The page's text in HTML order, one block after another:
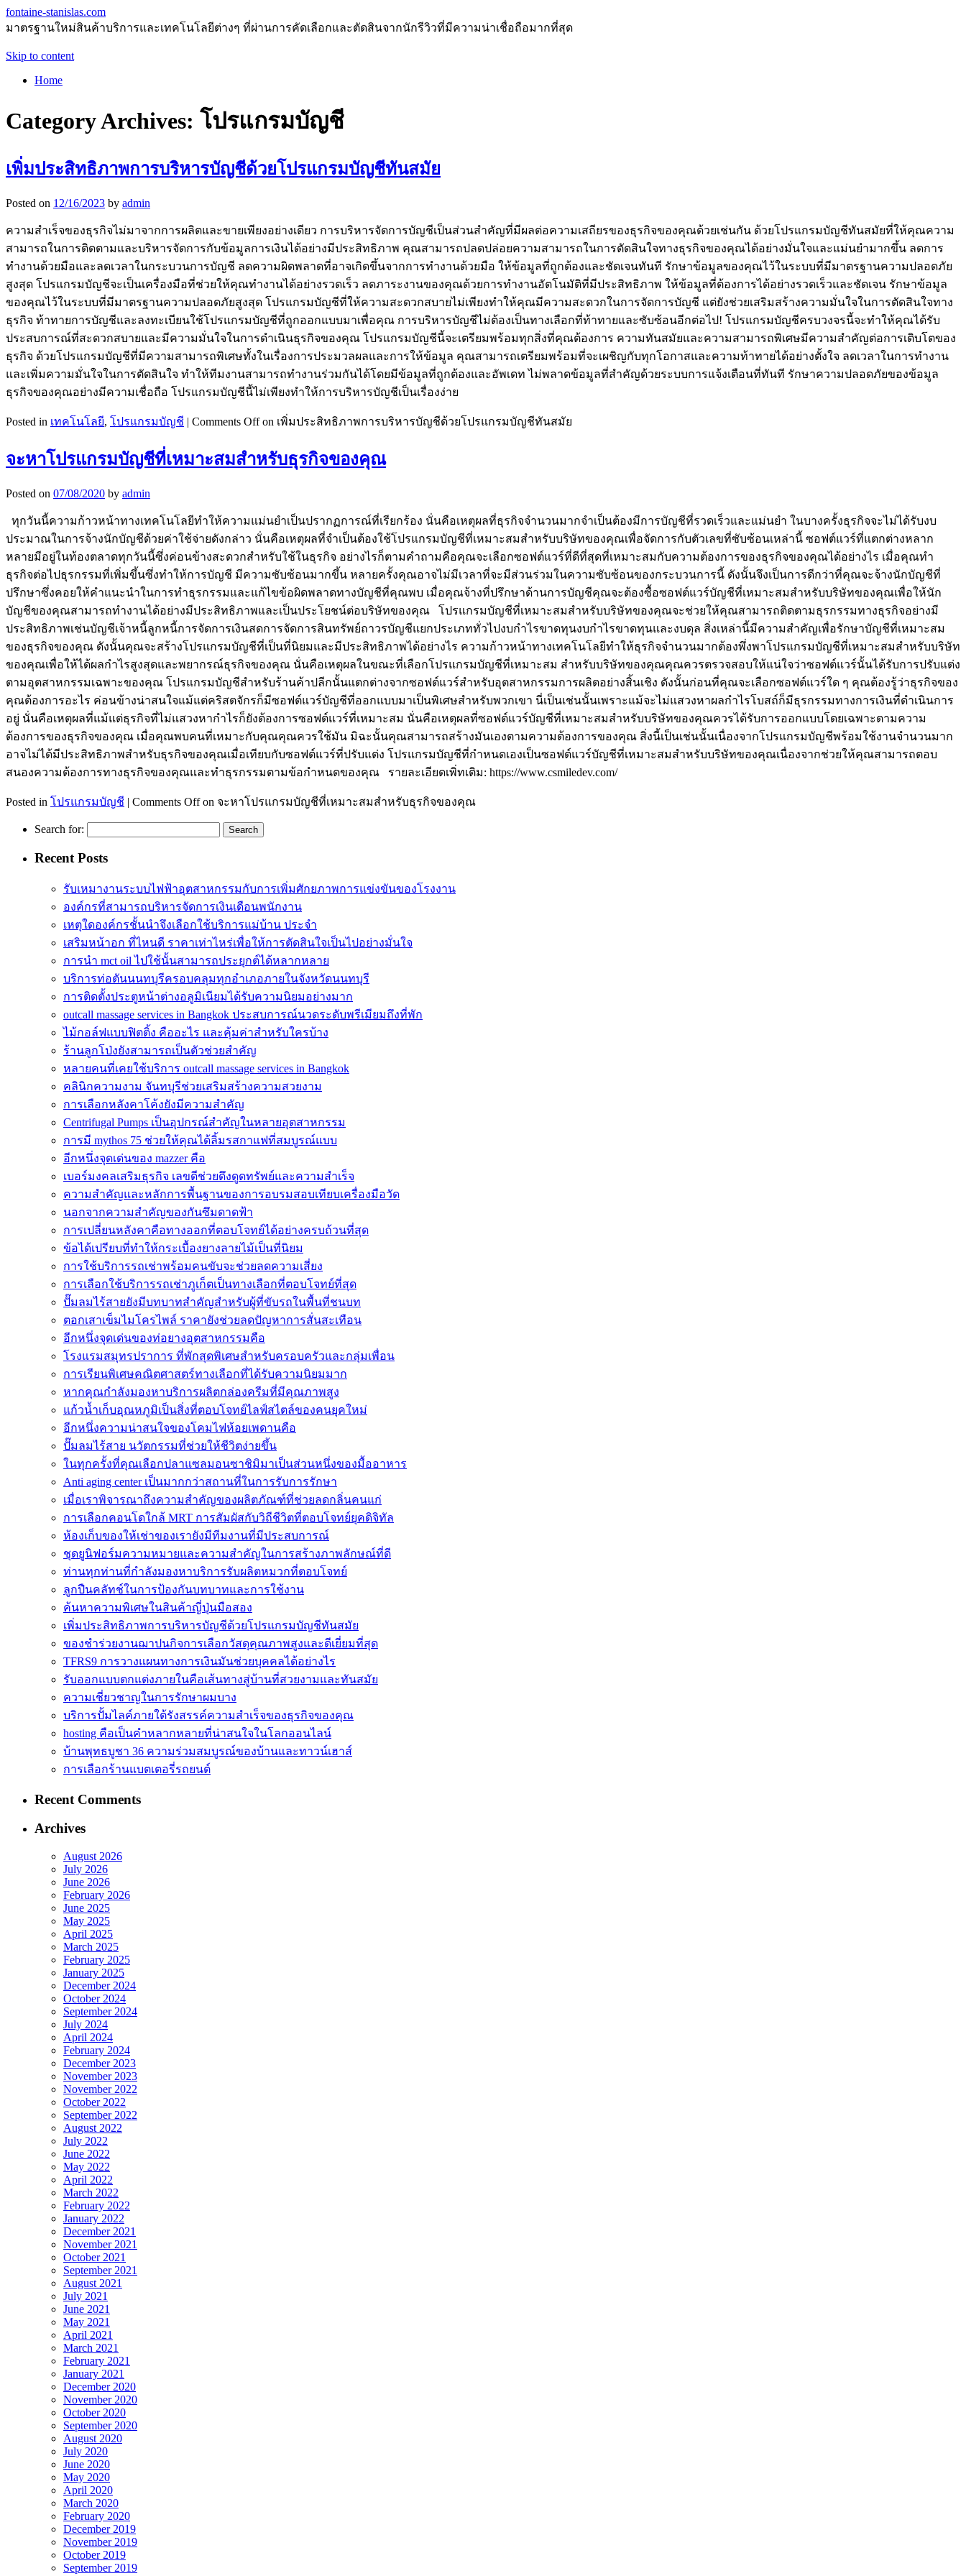
fontaine-stanislas.com
มาตรฐานใหม่สินค้าบริการและเทคโนโลยีต่างๆ ที่ผ่านการคัดเลือกและตัดสินจากนักรีวิวที่มีความน่าเชื่อถือมากที่สุด
Skip to content
Home
Category Archives: โปรแกรมบัญชี
เพิ่มประสิทธิภาพการบริหารบัญชีด้วยโปรแกรมบัญชีทันสมัย
Posted on 12/16/2023 by admin
ความสำเร็จของธุรกิจไม่มาจากการผลิตและขายเพียงอย่างเดียว การบริหารจัดการบัญชีเป็นส่วนสำคัญที่มีผลต่อความเสถียรของธุรกิจของคุณด้วยเช่นกัน ด้วยโปรแกรมบัญชีทันสมัยที่ให้คุณความ
สามารถในการติดตามและบริหารจัดการกับข้อมูลการเงินได้อย่างมีประสิทธิภาพ คุณสามารถปลดปล่อยความสามารถในการตัดสินใจทางธุรกิจของคุณได้อย่างมั่นใจและแม่นยำมากขึ้น ลดการ
ทำงานด้วยมือและลดเวลาในกระบวนการบัญชี ลดความผิดพลาดที่อาจเกิดขึ้นจากการทำงานด้วยมือ ให้ข้อมูลที่ถูกต้องและชัดเจนทันที รักษาข้อมูลของคุณไว้ในระบบที่มีมาตรฐานความปลอดภัย
สูงสุด โปรแกรมบัญชีจะเป็นเครื่องมือที่ช่วยให้คุณทำงานได้อย่างรวดเร็ว ลดภาระงานของคุณด้วยการทำงานอัตโนมัติที่มีประสิทธิภาพ ให้ข้อมูลที่ต้องการได้อย่างรวดเร็วและชัดเจน รักษาข้อมูล
ของคุณไว้ในระบบที่มีมาตรฐานความปลอดภัยสูงสุด โปรแกรมบัญชีที่ให้ความสะดวกสบายไม่เพียงทำให้คุณมีความสะดวกในการจัดการบัญชี แต่ยังช่วยเสริมสร้างความมั่นใจในการตัดสินใจทาง
ธุรกิจ ท้าทายการบัญชีและลงทะเบียนใช้โปรแกรมบัญชีที่ถูกออกแบบมาเพื่อคุณ การบริหารบัญชีไม่ต้องเป็นทางเลือกที่ท้าทายและซับซ้อนอีกต่อไป! โปรแกรมบัญชีครบวงจรนี้จะทำให้คุณได้รับ
ประสบการณ์ที่สะดวกสบายและมีความมั่นใจในการดำเนินธุรกิจของคุณ โปรแกรมบัญชีนี้จะเตรียมพร้อมทุกสิ่งที่คุณต้องการ ความทันสมัยและความสามารถพิเศษมีความสำคัญต่อการเติบโตของ
ธุรกิจ ด้วยโปรแกรมบัญชีที่มีความสามารถพิเศษทั้งในเรื่องการประมวลผลและการให้ข้อมูล คุณสามารถเตรียมพร้อมที่จะเผชิญกับทุกโอกาสและความท้าทายได้อย่างตั้งใจ ลดเวลาในการทำงาน
และเพิ่มความมั่นใจในการตัดสินใจ ทำให้ทีมงานสามารถทำงานร่วมกันได้โดยมีข้อมูลที่ถูกต้องและอัพเดท ไม่พลาดข้อมูลที่สำคัญด้วยระบบการแจ้งเตือนที่ทันที รักษาความปลอดภัยของข้อมูล
ธุรกิจของคุณอย่างมีความเชื่อถือ โปรแกรมบัญชีนี้ไม่เพียงทำให้การบริหารบัญชีเป็นเรื่องง่าย
Posted in เทคโนโลยี, โปรแกรมบัญชี | Comments Offon เพิ่มประสิทธิภาพการบริหารบัญชีด้วยโปรแกรมบัญชีทันสมัย
จะหาโปรแกรมบัญชีที่เหมาะสมสำหรับธุรกิจของคุณ
Posted on 07/08/2020 by admin
ทุกวันนี้ความก้าวหน้าทางเทคโนโลยีทำให้ความแม่นยำเป็นปรากฏการณ์ที่เรียกร้อง นั่นคือเหตุผลที่ธุรกิจจำนวนมากจำเป็นต้องมีการบัญชีที่รวดเร็วและแม่นยำ ในบางครั้งธุรกิจจะไม่ได้รับงบ
ประมาณในการจ้างนักบัญชีด้วยค่าใช้จ่ายดังกล่าว นั่นคือเหตุผลที่จำเป็นต้องใช้โปรแกรมบัญชีที่เหมาะสมสำหรับบริษัทของคุณเพื่อจัดการกับตัวเลขที่ซับซ้อนเหล่านี้ ซอฟต์แวร์ที่แตกต่างหลาก
หลายมีอยู่ในท้องตลาดทุกวันนี้ซึ่งค่อนข้างสะดวกสำหรับใช้ในธุรกิจ อย่างไรก็ตามคำถามคือคุณจะเลือกซอฟต์แวร์ที่ดีที่สุดที่เหมาะสมกับความต้องการของธุรกิจของคุณได้อย่างไร เมื่อคุณทำ
ธุรกิจต่อไปธุรกรรมที่เพิ่มขึ้นซึ่งทำให้การบัญชี มีความซับซ้อนมากขึ้น หลายครั้งคุณอาจไม่มีเวลาที่จะมีส่วนร่วมในความซับซ้อนของกระบวนการนี้ ดังนั้นจึงเป็นการดีกว่าที่คุณจะจ้างนักบัญชีที่
ปรึกษาซึ่งคอยให้คำแนะนำในการทำธุรกรรมและแก้ไขข้อผิดพลาดทางบัญชีที่คุณพบ เมื่อคุณจ้างที่ปรึกษาด้านการบัญชีคุณจะต้องซื้อซอฟต์แวร์บัญชีที่เหมาะสมสำหรับบริษัทของคุณเพื่อให้นัก
บัญชีของคุณสามารถทำงานได้อย่างมีประสิทธิภาพและเป็นประโยชน์ต่อบริษัทของคุณ โปรแกรมบัญชีที่เหมาะสมสำหรับบริษัทของคุณจะช่วยให้คุณสามารถติดตามธุรกรรมทางธุรกิจอย่างมี
ประสิทธิภาพเช่นบัญชีเจ้าหนี้ลูกหนี้การจัดการเงินสดการจัดการสินทรัพย์ถาวรบัญชีแยกประเภททั่วไปงบกำไรขาดทุนงบกำไรขาดทุนและงบดุล สิ่งเหล่านี้มีความสำคัญเพื่อรักษาบัญชีที่เหมาะสม
ของธุรกิจของคุณ ดังนั้นคุณจะสร้างโปรแกรมบัญชีที่เป็นที่นิยมและมีประสิทธิภาพได้อย่างไร ความก้าวหน้าทางเทคโนโลยีทำให้ธุรกิจจำนวนมากต้องพึ่งพาโปรแกรมบัญชีที่เหมาะสมสำหรับบริษัท
ของคุณเพื่อให้ได้ผลกำไรสูงสุดและพยากรณ์ธุรกิจของคุณ นั่นคือเหตุผลในขณะที่เลือกโปรแกรมบัญชีที่เหมาะสม สำหรับบริษัทของคุณคุณควรตรวจสอบให้แน่ใจว่าซอฟต์แวร์นั้นได้รับการปรับแต่ง
ตามอุตสาหกรรมเฉพาะของคุณ โปรแกรมบัญชีสำหรับร้านค้าปลีกนั้นแตกต่างจากซอฟต์แวร์สำหรับอุตสาหกรรมการผลิตอย่างสิ้นเชิง ดังนั้นก่อนที่คุณจะเลือกซอฟต์แวร์ใด ๆ คุณต้องรู้ว่าธุรกิจของ
คุณต้องการอะไร ค่อนข้างน่าสนใจแม้แต่คริสตจักรก็มีซอฟต์แวร์บัญชีที่ออกแบบมาเป็นพิเศษสำหรับพวกเขา นี่เป็นเช่นนั้นเพราะแม้จะไม่แสวงหาผลกำไรโบสถ์ก็มีธุรกรรมทางการเงินที่ดำเนินการ
อยู่ นั่นคือเหตุผลที่แม้แต่ธุรกิจที่ไม่แสวงหากำไรก็ยังต้องการซอฟต์แวร์ที่เหมาะสม นั่นคือเหตุผลที่ซอฟต์แวร์บัญชีที่เหมาะสมสำหรับบริษัทของคุณควรได้รับการออกแบบโดยเฉพาะตามความ
ต้องการของธุรกิจของคุณ เมื่อคุณพบคนที่เหมาะกับคุณคุณควรใช้มัน มิฉะนั้นคุณสามารถสร้างมันเองตามความต้องการของคุณ สิ่งนี้เป็นเช่นนั้นเนื่องจากโปรแกรมบัญชีพร้อมใช้งานจำนวนมาก
อาจไม่ได้มีประสิทธิภาพสำหรับธุรกิจของคุณเมื่อเทียบกับซอฟต์แวร์ที่ปรับแต่ง โปรแกรมบัญชีที่กำหนดเองเป็นซอฟต์แวร์บัญชีที่เหมาะสมสำหรับบริษัทของคุณเนื่องจากช่วยให้คุณสามารถตอบ
สนองความต้องการทางธุรกิจของคุณและทำธุรกรรมตามข้อกำหนดของคุณ รายละเอียดเพิ่ทเติม: https://www.csmiledev.com/
Posted in โปรแกรมบัญชี | Comments Offon จะหาโปรแกรมบัญชีที่เหมาะสมสำหรับธุรกิจของคุณ
Search for:
Recent Posts
รับเหมางานระบบไฟฟ้าอุตสาหกรรมกับการเพิ่มศักยภาพการแข่งขันของโรงงาน
องค์กรที่สามารถบริหารจัดการเงินเดือนพนักงาน
เหตุใดองค์กรชั้นนำจึงเลือกใช้บริการแม่บ้าน ประจำ
เสริมหน้าอก ที่ไหนดี ราคาเท่าไหร่เพื่อให้การตัดสินใจเป็นไปอย่างมั่นใจ
การนำ mct oil ไปใช้นั้นสามารถประยุกต์ได้หลากหลาย
บริการท่อตันนนทบุรีครอบคลุมทุกอำเภอภายในจังหวัดนนทบุรี
การติดตั้งประตูหน้าต่างอลูมิเนียมได้รับความนิยมอย่างมาก
outcall massage services in Bangkok ประสบการณ์นวดระดับพรีเมียมถึงที่พัก
ไม้กอล์ฟแบบฟิตติ้ง คืออะไร และคุ้มค่าสำหรับใครบ้าง
ร้านลูกโป่งยังสามารถเป็นตัวช่วยสำคัญ
หลายคนที่เคยใช้บริการ outcall massage services in Bangkok
คลินิกความงาม จันทบุรีช่วยเสริมสร้างความสวยงาม
การเลือกหลังคาโค้งยังมีความสำคัญ
Centrifugal Pumps เป็นอุปกรณ์สำคัญในหลายอุตสาหกรรม
การมี mythos 75 ช่วยให้คุณได้ลิ้มรสกาแฟที่สมบูรณ์แบบ
อีกหนึ่งจุดเด่นของ mazzer คือ
เบอร์มงคลเสริมธุรกิจ เลขดีช่วยดึงดูดทรัพย์และความสำเร็จ
ความสำคัญและหลักการพื้นฐานของการอบรมสอบเทียบเครื่องมือวัด
นอกจากความสำคัญของกันซึมดาดฟ้า
การเปลี่ยนหลังคาคือทางออกที่ตอบโจทย์ได้อย่างครบถ้วนที่สุด
ข้อได้เปรียบที่ทำให้กระเบื้องยางลายไม้เป็นที่นิยม
การใช้บริการรถเช่าพร้อมคนขับจะช่วยลดความเสี่ยง
การเลือกใช้บริการรถเช่าภูเก็ตเป็นทางเลือกที่ตอบโจทย์ที่สุด
ปั๊มลมไร้สายยังมีบทบาทสำคัญสำหรับผู้ที่ขับรถในพื้นที่ชนบท
ตอกเสาเข็มไมโครไพล์ ราคายังช่วยลดปัญหาการสั่นสะเทือน
อีกหนึ่งจุดเด่นของท่อยางอุตสาหกรรมคือ
โรงแรมสมุทรปราการ ที่พักสุดพิเศษสำหรับครอบครัวและกลุ่มเพื่อน
การเรียนพิเศษคณิตศาสตร์ทางเลือกที่ได้รับความนิยมมาก
หากคุณกำลังมองหาบริการผลิตกล่องครีมที่มีคุณภาพสูง
แก้วน้ำเก็บอุณหภูมิเป็นสิ่งที่ตอบโจทย์ไลฟ์สไตล์ของคนยุคใหม่
อีกหนึ่งความน่าสนใจของโคมไฟห้อยเพดานคือ
ปั๊มลมไร้สาย นวัตกรรมที่ช่วยให้ชีวิตง่ายขึ้น
ในทุกครั้งที่คุณเลือกปลาแซลมอนซาชิมิมาเป็นส่วนหนึ่งของมื้ออาหาร
Anti aging center เป็นมากกว่าสถานที่ในการรับการรักษา
เมื่อเราพิจารณาถึงความสำคัญของผลิตภัณฑ์ที่ช่วยลดกลิ่นคนแก่
การเลือกคอนโดใกล้ MRT การสัมผัสกับวิถีชีวิตที่ตอบโจทย์ยุคดิจิทัล
ห้องเก็บของให้เช่าของเรายังมีทีมงานที่มีประสบการณ์
ชุดยูนิฟอร์มความหมายและความสำคัญในการสร้างภาพลักษณ์ที่ดี
ท่านทุกท่านที่กำลังมองหาบริการรับผลิตหมวกที่ตอบโจทย์
ลูกปืนคลัทช์ในการป้องกันบทบาทและการใช้งาน
ค้นหาความพิเศษในสินค้าญี่ปุ่นมือสอง
เพิ่มประสิทธิภาพการบริหารบัญชีด้วยโปรแกรมบัญชีทันสมัย
ของชำร่วยงานฌาปนกิจการเลือกวัสดุคุณภาพสูงและดีเยี่ยมที่สุด
TFRS9 การวางแผนทางการเงินมันช่วยบุคคลได้อย่างไร
รับออกแบบตกแต่งภายในคือเส้นทางสู่บ้านที่สวยงามและทันสมัย
ความเชี่ยวชาญในการรักษาผมบาง
บริการปั้มไลค์ภายใต้รังสรรค์ความสำเร็จของธุรกิจของคุณ
hosting คือเป็นคำหลากหลายที่น่าสนใจในโลกออนไลน์
บ้านพุทธบูชา 36 ความร่วมสมบูรณ์ของบ้านและทาวน์เฮาส์
การเลือกร้านแบตเตอรี่รถยนต์
Recent Comments
Archives
August 2026
July 2026
June 2026
February 2026
June 2025
May 2025
April 2025
March 2025
February 2025
January 2025
December 2024
October 2024
September 2024
July 2024
April 2024
February 2024
December 2023
November 2023
November 2022
October 2022
September 2022
August 2022
July 2022
June 2022
May 2022
April 2022
March 2022
February 2022
January 2022
December 2021
November 2021
October 2021
September 2021
August 2021
July 2021
June 2021
May 2021
April 2021
March 2021
February 2021
January 2021
December 2020
November 2020
October 2020
September 2020
August 2020
July 2020
June 2020
May 2020
April 2020
March 2020
February 2020
December 2019
November 2019
October 2019
September 2019